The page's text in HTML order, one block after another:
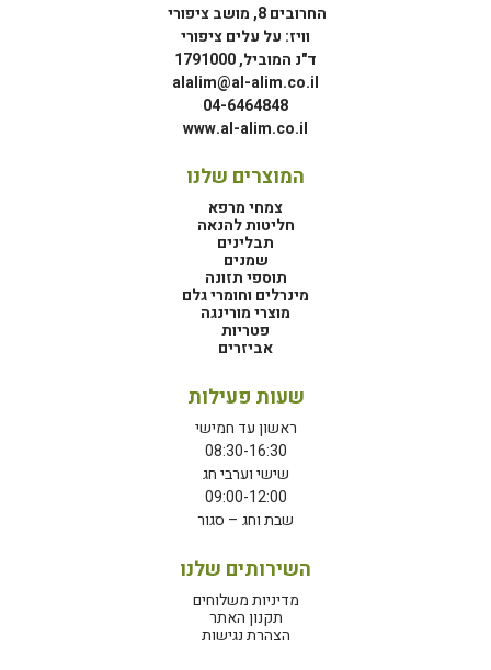
החרובים 8, מושב ציפורי
וויז: על עלים ציפורי
ד"נ המוביל, 1791000
alalim@al-alim.co.il
04-6464848
www.al-alim.co.il
המוצרים שלנו
צמחי מרפא
חליטות להנאה
תבלינים
שמנים
תוספי תזונה
מינרלים וחומרי גלם
מוצרי מורינגה
פטריות
אביזרים
שעות פעילות
ראשון עד חמישי
08:30-16:30
שישי וערבי חג
09:00-12:00
שבת וחג – סגור
השירותים שלנו
מדיניות משלוחים
תקנון האתר
הצהרת נגישות